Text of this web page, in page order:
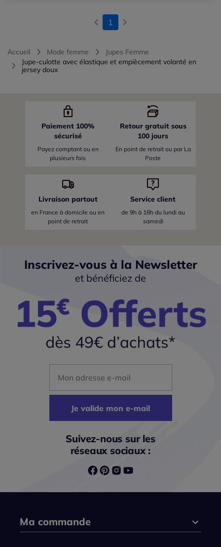
1
Accueil Mode femme
Jupes Femme
Jupe-culotte avec élastique et empiècement volanté en
jersey doux
Paiement 100%
sécurisé
Payez comptant ou en
plusieurs fois
Retour gratuit sous
100 jours
En point de retrait ou par La
Poste
Livraison partout
en France à domicile ou en
point de retrait
Service client
de 9h à 18h du lundi au
samedi
Inscrivez-vous à la Newsletter
et bénéficiez de
Je valide mon e-mail
Suivez-nous sur les
réseaux sociaux :
Ma commande